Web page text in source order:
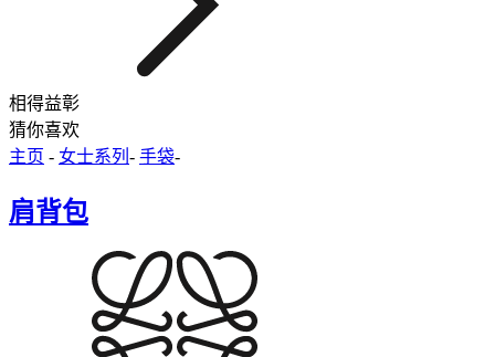
相得益彰
猜你喜欢
主页 - 女士系列 - 手袋-
肩背包